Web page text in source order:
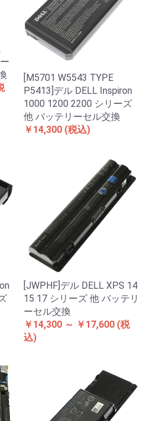
[M5701 W5543 TYPE
P5413]デル DELL Inspiron
1000 1200 2200 シリーズ
他 バッテリーセル交換
￥14,300 (税込)
[JWPHF]デル DELL XPS 14
15 17 シリーズ 他 バッテリ
ーセル交換
￥14,300 ～ ￥17,600 (税
込)